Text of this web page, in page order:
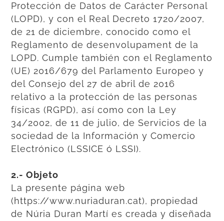
Protección de Datos de Carácter Personal
(LOPD), y con el Real Decreto 1720/2007,
de 21 de diciembre, conocido como el
Reglamento de desenvolupament de la
LOPD. Cumple también con el Reglamento
(UE) 2016/679 del Parlamento Europeo y
del Consejo del 27 de abril de 2016
relativo a la protección de las personas
físicas (RGPD), así como con la Ley
34/2002, de 11 de julio, de Servicios de la
sociedad de la Información y Comercio
Electrónico (LSSICE ó LSSI).
2.- Objeto
La presente página web
(https://www.nuriaduran.cat), propiedad
de Núria Duran Martí es creada y diseñada